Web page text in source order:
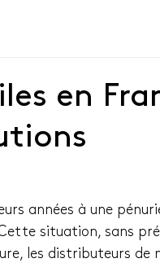
en
années à une
situation, sans
les distributeurs de